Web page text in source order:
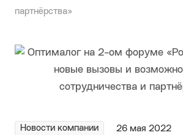
партнёрства»
Новости компании 26 мая 2022